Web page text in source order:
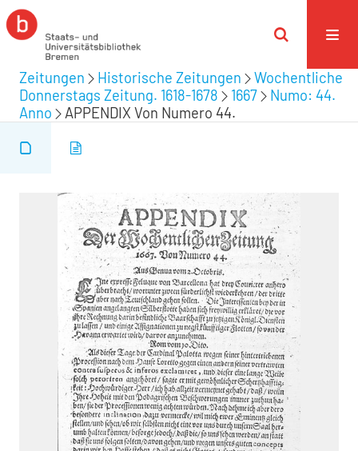
Zeitungen Historische Zeitungen
Wochentliche
Donnerstags Zeitung. 1618-1678
1667
Numo: 44.
Anno
APPENDIX Von Numero 44.